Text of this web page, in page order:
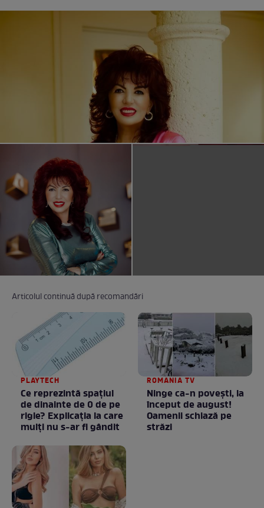
Articolul continuă după recomandări
PLAYTECH
Ce reprezintă spaţiul
de dinainte de 0 de pe
rigle? Explicaţia la care
mulţi nu s-ar fi gândit
ROMANIA TV
Ninge ca-n povești, la
început de august!
Oamenii schiază pe
străzi